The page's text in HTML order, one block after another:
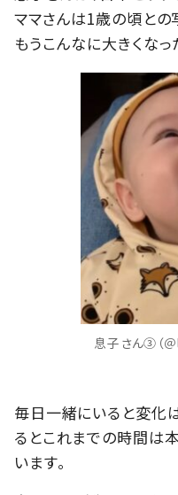
ママさんは1歳の頃と
もうこんなに大きくなっ
息子さん③（
毎日一緒にいると変化
るとこれまでの時間は
います。